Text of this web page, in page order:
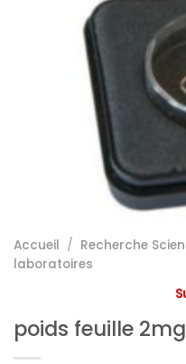
Accueil / Recherche
laboratoires
poids feuille